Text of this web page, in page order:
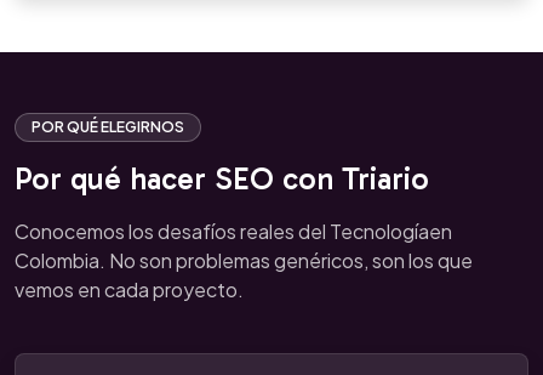
POR QUÉ ELEGIRNOS
Por qué hacer SEO con Triario
Conocemos los desafíos reales del Tecnologíaen
Colombia. No son problemas genéricos, son los que
vemos en cada proyecto.